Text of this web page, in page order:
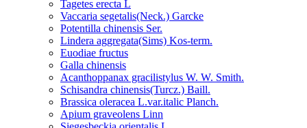
Tagetes erecta L
Vaccaria segetalis(Neck.) Garcke
Potentilla chinensis Ser.
Lindera aggregata(Sims) Kos-term.
Euodiae fructus
Galla chinensis
Acanthoppanax gracilistylus W. W. Smith.
Schisandra chinensis(Turcz.) Baill.
Brassica oleracea L.var.italic Planch.
Apium graveolens Linn